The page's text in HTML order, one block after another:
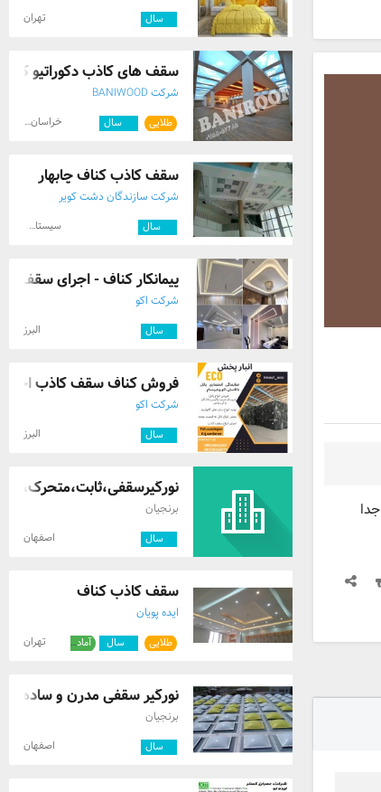
سال تهران
سقف های کاذب دکوراتیو
شرکت BANIWOOD
طلایی سال خراسان رضوی
سقف کاذب کناف چابهار
شرکت سازندگان دشت کویر
سال سیستان و بلوچستان
پیمانکار کناف - اجرای سقف
شرکت اکو
سال البرز
فروش کناف سقف کاذب
شرکت اکو
سال البرز
برنجیان
سال اصفهان
سقف کاذب کناف
ایده پویان
طلایی سال آماده ارسال تهران
نورگیر سقفی مدرن و ساده
برنجیان
سال اصفهان